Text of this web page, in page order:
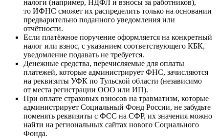
налоги (например, НДФЛ и взносы за работников),
то ИФНС сможет их распределить только на основании
предварительно поданного уведомления или
отчётности.
Если платёжное поручение оформляется на конкретный
налог или взнос, с указанием соответствующего КБК,
уведомление подавать не требуется.
Денежные средства, перечисляемые для оплаты
платежей, которые администрирует ФНС, зачисляются
на реквизиты УФК по Тульской области (независимо
от места регистрации ООО или ИП).
При оплате страховых взносов на травматизм, которые
администрирует Социальный Фонд России, не забудьте
поменять реквизиты с ФСС на СФР, их значения можно
найти на региональных сайтах нового Социального
Фонда.